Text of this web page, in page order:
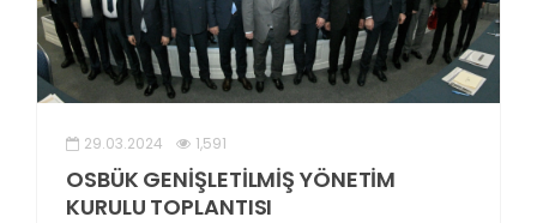
29.03.2024 1,591
OSBÜK GENİŞLETİLMİŞ YÖNETİM
KURULU TOPLANTISI